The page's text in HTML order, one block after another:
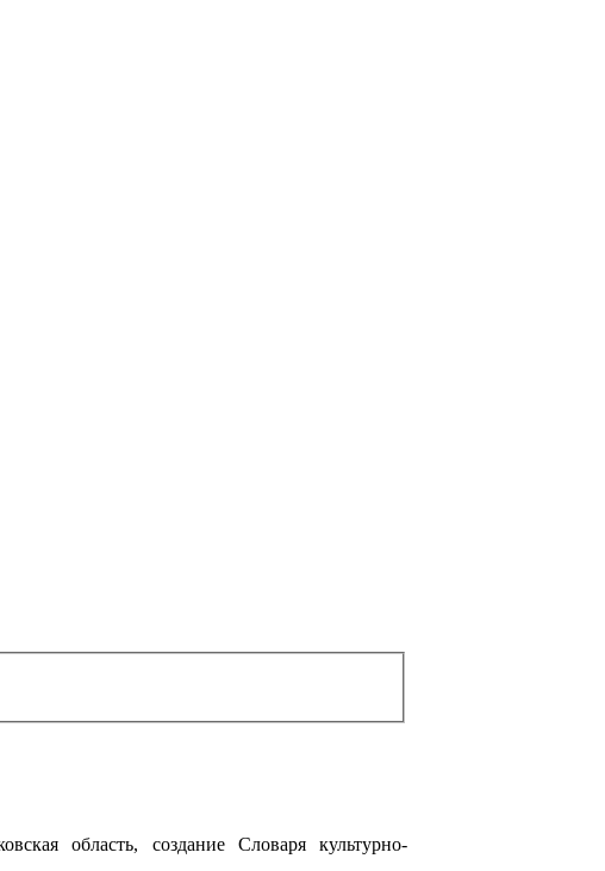
область, создание Словаря культурно-